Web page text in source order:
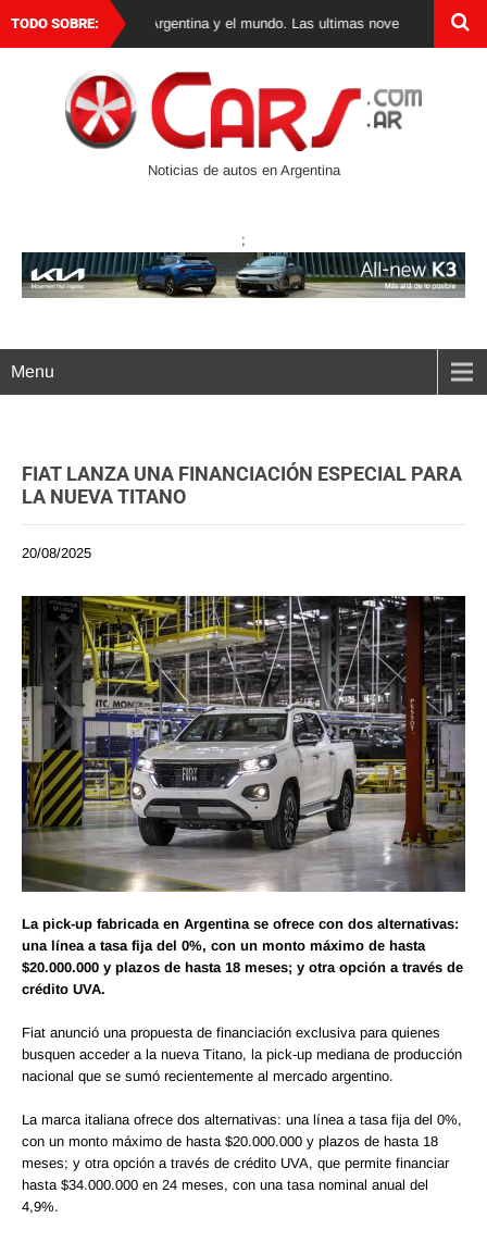
TODO SOBRE:
autos 0 km en Argentina y el mundo. Las ultimas novedades,
Noticias de autos en Argentina
;
Menu
FIAT LANZA UNA FINANCIACIÓN ESPECIAL PARA
LA NUEVA TITANO
20/08/2025
La pick-up fabricada en Argentina se ofrece con dos alternativas:
una línea a tasa fija del 0%, con un monto máximo de hasta
$20.000.000 y plazos de hasta 18 meses; y otra opción a través de
crédito UVA.
Fiat anunció una propuesta de financiación exclusiva para quienes
busquen acceder a la nueva Titano, la pick-up mediana de producción
nacional que se sumó recientemente al mercado argentino.
La marca italiana ofrece dos alternativas: una línea a tasa fija del 0%,
con un monto máximo de hasta $20.000.000 y plazos de hasta 18
meses; y otra opción a través de crédito UVA, que permite financiar
hasta $34.000.000 en 24 meses, con una tasa nominal anual del
4,9%.